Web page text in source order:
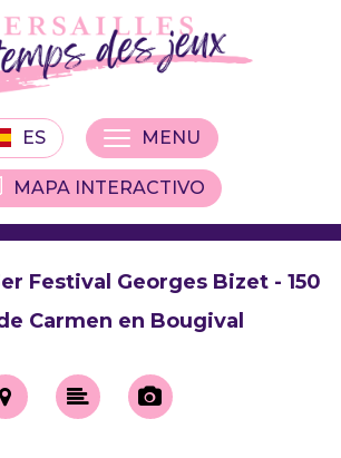
ES
MAPA INTERACTIVO
MENU
Festival Georges Bizet - 150
Carmen en Bougival